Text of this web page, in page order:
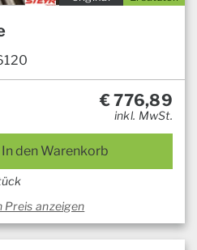
€776,89
inkl. MwSt.
In den Warenkorb
Preis anzeigen